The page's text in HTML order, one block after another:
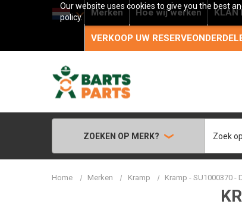
Our website uses cookies to give you the best
policy.
Merken Hoe wij werken
VERKOOP UW
ZOEKEN OP MERK?
Home Merken Kramp Kramp - SU1000370 -